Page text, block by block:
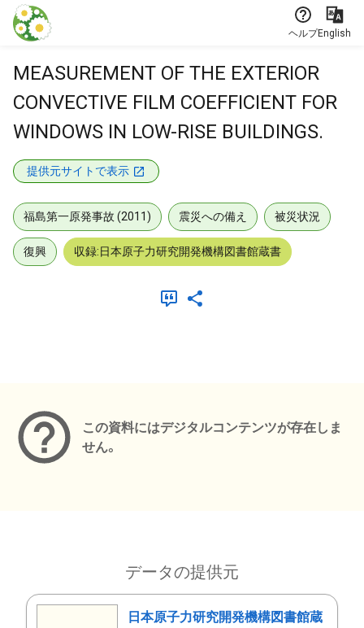
本文に飛ぶ
ヘルプEnglish
MEASUREMENT OF THE EXTERIOR
CONVECTIVE FILM COEFFICIENT FOR
WINDOWS IN LOW-RISE BUILDINGS.
提供元サイトで表示
福島第一原発事故 (2011) 震災への備え 被災状況
復興 収録:日本原子力研究開発機構図書館蔵書
この資料にはデジタルコンテンツが存在しま
せん。
データの提供元
日本原子力研究開発機構図書館蔵